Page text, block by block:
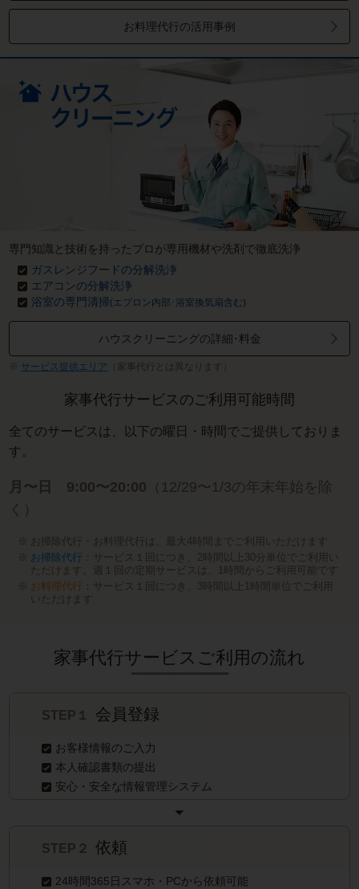
お料理代行の活用事例
専門知識と技術を持ったプロが専用機材や洗剤で徹底洗浄
ガスレンジフードの分解洗浄
エアコンの分解洗浄
浴室の専門清掃(エプロン内部･浴室換気扇含む)
ハウスクリーニングの詳細･料金
サービス提供エリア （家事代行とは異なります）
家事代行サービスのご利用可能時間
全てのサービスは、以下の曜日・時間でご提供しておりま
す。
月〜日 9:00〜20:00 （12/29〜1/3の年末年始を除
く）
お掃除代行・お料理代行は、最大4時間までご利用いただけます
お掃除代行 ：サービス１回につき、2時間以上30分単位でご利用い
ただけます。週１回の定期サービスは、1時間からご利用可能です
お料理代行 ：サービス１回につき、3時間以上1時間単位でご利用
いただけます
家事代行サービスご利用の流れ
STEP１ 会員登録
お客様情報のご入力
本人確認書類の提出
安心・安全な情報管理システム
STEP２依頼
24時間365日スマホ・PCから依頼可能